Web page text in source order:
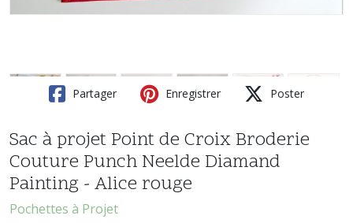
Partager Enregistrer Poster
Sac à projet Point de Croix Broderie
Couture Punch Neelde Diamand
Painting - Alice rouge
Pochettes à Projet